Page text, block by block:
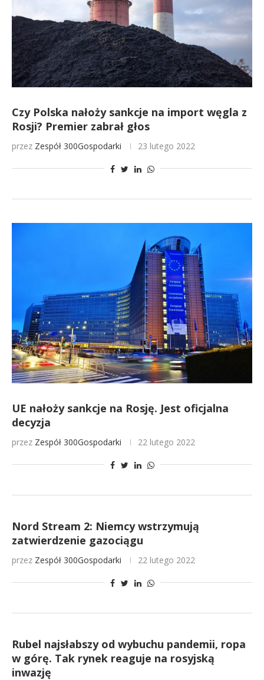
Czy Polska nałoży sankcje na import węgla z
Rosji? Premier zabrał głos
przez Zespół 300Gospodarki 23 lutego 2022
UE nałoży sankcje na Rosję. Jest oficjalna
decyzja
przez Zespół 300Gospodarki 22 lutego 2022
Nord Stream 2: Niemcy wstrzymują
zatwierdzenie gazociągu
przez Zespół 300Gospodarki 22 lutego 2022
Rubel najsłabszy od wybuchu pandemii, ropa
w górę. Tak rynek reaguje na rosyjską
inwazję